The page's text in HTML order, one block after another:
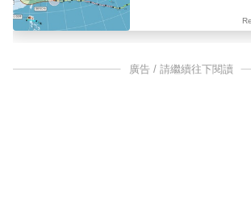
廣告 / 請繼續往下閱讀